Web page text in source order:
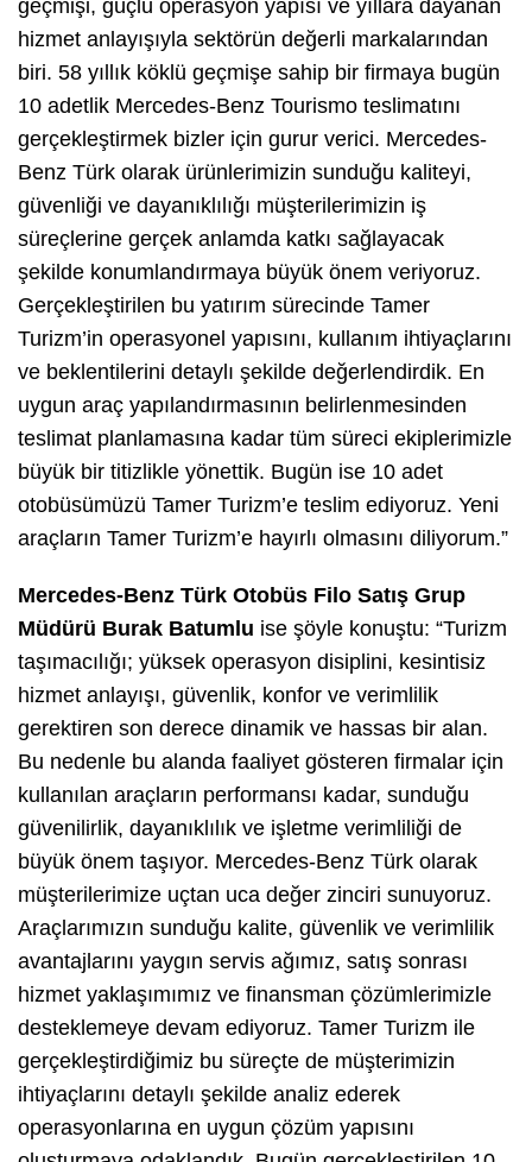
geçmişi, güçlü operasyon yapısı ve yıllara dayanan
hizmet anlayışıyla sektörün değerli markalarından
biri. 58 yıllık köklü geçmişe sahip bir firmaya bugün
10 adetlik Mercedes-Benz Tourismo teslimatını
gerçekleştirmek bizler için gurur verici. Mercedes-
Benz Türk olarak ürünlerimizin sunduğu kaliteyi,
güvenliği ve dayanıklılığı müşterilerimizin iş
süreçlerine gerçek anlamda katkı sağlayacak
şekilde konumlandırmaya büyük önem veriyoruz.
Gerçekleştirilen bu yatırım sürecinde Tamer
Turizm’in operasyonel yapısını, kullanım ihtiyaçlarını
ve beklentilerini detaylı şekilde değerlendirdik. En
uygun araç yapılandırmasının belirlenmesinden
teslimat planlamasına kadar tüm süreci ekiplerimizle
büyük bir titizlikle yönettik. Bugün ise 10 adet
otobüsümüzü Tamer Turizm’e teslim ediyoruz. Yeni
araçların Tamer Turizm’e hayırlı olmasını diliyorum.”
Mercedes-Benz Türk Otobüs Filo Satış Grup
Müdürü Burak Batumlu ise şöyle konuştu: “Turizm
taşımacılığı; yüksek operasyon disiplini, kesintisiz
hizmet anlayışı, güvenlik, konfor ve verimlilik
gerektiren son derece dinamik ve hassas bir alan.
Bu nedenle bu alanda faaliyet gösteren firmalar için
kullanılan araçların performansı kadar, sunduğu
güvenilirlik, dayanıklılık ve işletme verimliliği de
büyük önem taşıyor. Mercedes-Benz Türk olarak
müşterilerimize uçtan uca değer zinciri sunuyoruz.
Araçlarımızın sunduğu kalite, güvenlik ve verimlilik
avantajlarını yaygın servis ağımız, satış sonrası
hizmet yaklaşımımız ve finansman çözümlerimizle
desteklemeye devam ediyoruz. Tamer Turizm ile
gerçekleştirdiğimiz bu süreçte de müşterimizin
ihtiyaçlarını detaylı şekilde analiz ederek
operasyonlarına en uygun çözüm yapısını